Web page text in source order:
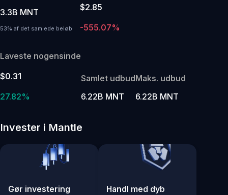
3.3B MNT
53% af det samlede beløb
$2.85
-555.07%
Laveste nogensinde
$0.31
27.82%
Samlet udbud
6.22B MNT
Maks. udbud
6.22B MNT
Invester i Mantle
Gør investering
Handl med dyb